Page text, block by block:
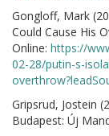
Gongloff, Mark
Could Cause His
Online: https://
02-28/putin-s-
Gripsrud, Jostein
Budapest: Új